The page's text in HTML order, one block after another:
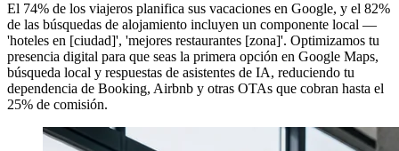
El 74% de los viajeros planifica sus vacaciones en Google, y el 82%
de las búsquedas de alojamiento incluyen un componente local —
'hoteles en [ciudad]', 'mejores restaurantes [zona]'. Optimizamos tu
presencia digital para que seas la primera opción en Google Maps,
búsqueda local y respuestas de asistentes de IA, reduciendo tu
dependencia de Booking, Airbnb y otras OTAs que cobran hasta el
25% de comisión.